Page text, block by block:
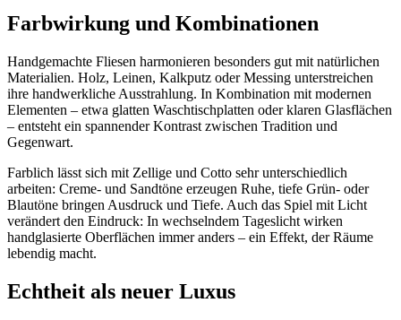
Farbwirkung und Kombinationen
Handgemachte Fliesen harmonieren besonders gut mit natürlichen
Materialien. Holz, Leinen, Kalkputz oder Messing unterstreichen
ihre handwerkliche Ausstrahlung. In Kombination mit modernen
Elementen – etwa glatten Waschtischplatten oder klaren Glasflächen
– entsteht ein spannender Kontrast zwischen Tradition und
Gegenwart.
Farblich lässt sich mit Zellige und Cotto sehr unterschiedlich
arbeiten: Creme- und Sandtöne erzeugen Ruhe, tiefe Grün- oder
Blautöne bringen Ausdruck und Tiefe. Auch das Spiel mit Licht
verändert den Eindruck: In wechselndem Tageslicht wirken
handglasierte Oberflächen immer anders – ein Effekt, der Räume
lebendig macht.
Echtheit als neuer Luxus